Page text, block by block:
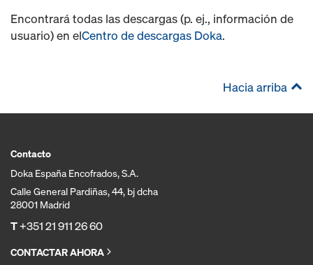
Encontrará todas las descargas (p. ej., información de
usuario) en elCentro de descargas Doka.
Hacia arriba
Contacto
Doka España Encofrados, S.A.
Calle General Pardiñas, 44, bj dcha
28001 Madrid
T+351 21 911 26 60
CONTACTAR AHORA